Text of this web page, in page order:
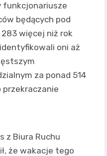
funkcjonariusze
będących pod
więcej niż rok
oni aż
za ponad 514
przekraczanie
z Biura Ruchu
że wakacje tego